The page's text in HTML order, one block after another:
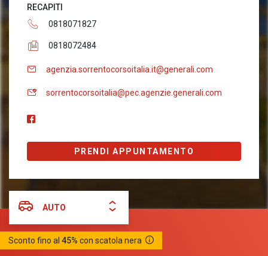
RECAPITI
0818071827
0818072484
agenzia.sorrentocorsoitalia.it@generali.com
sorrentocorsoitalia@pec.agenzie.generali.com
PRENDI APPUNTAMENTO
AUTO
Sconto fino al 45% con scatola nera